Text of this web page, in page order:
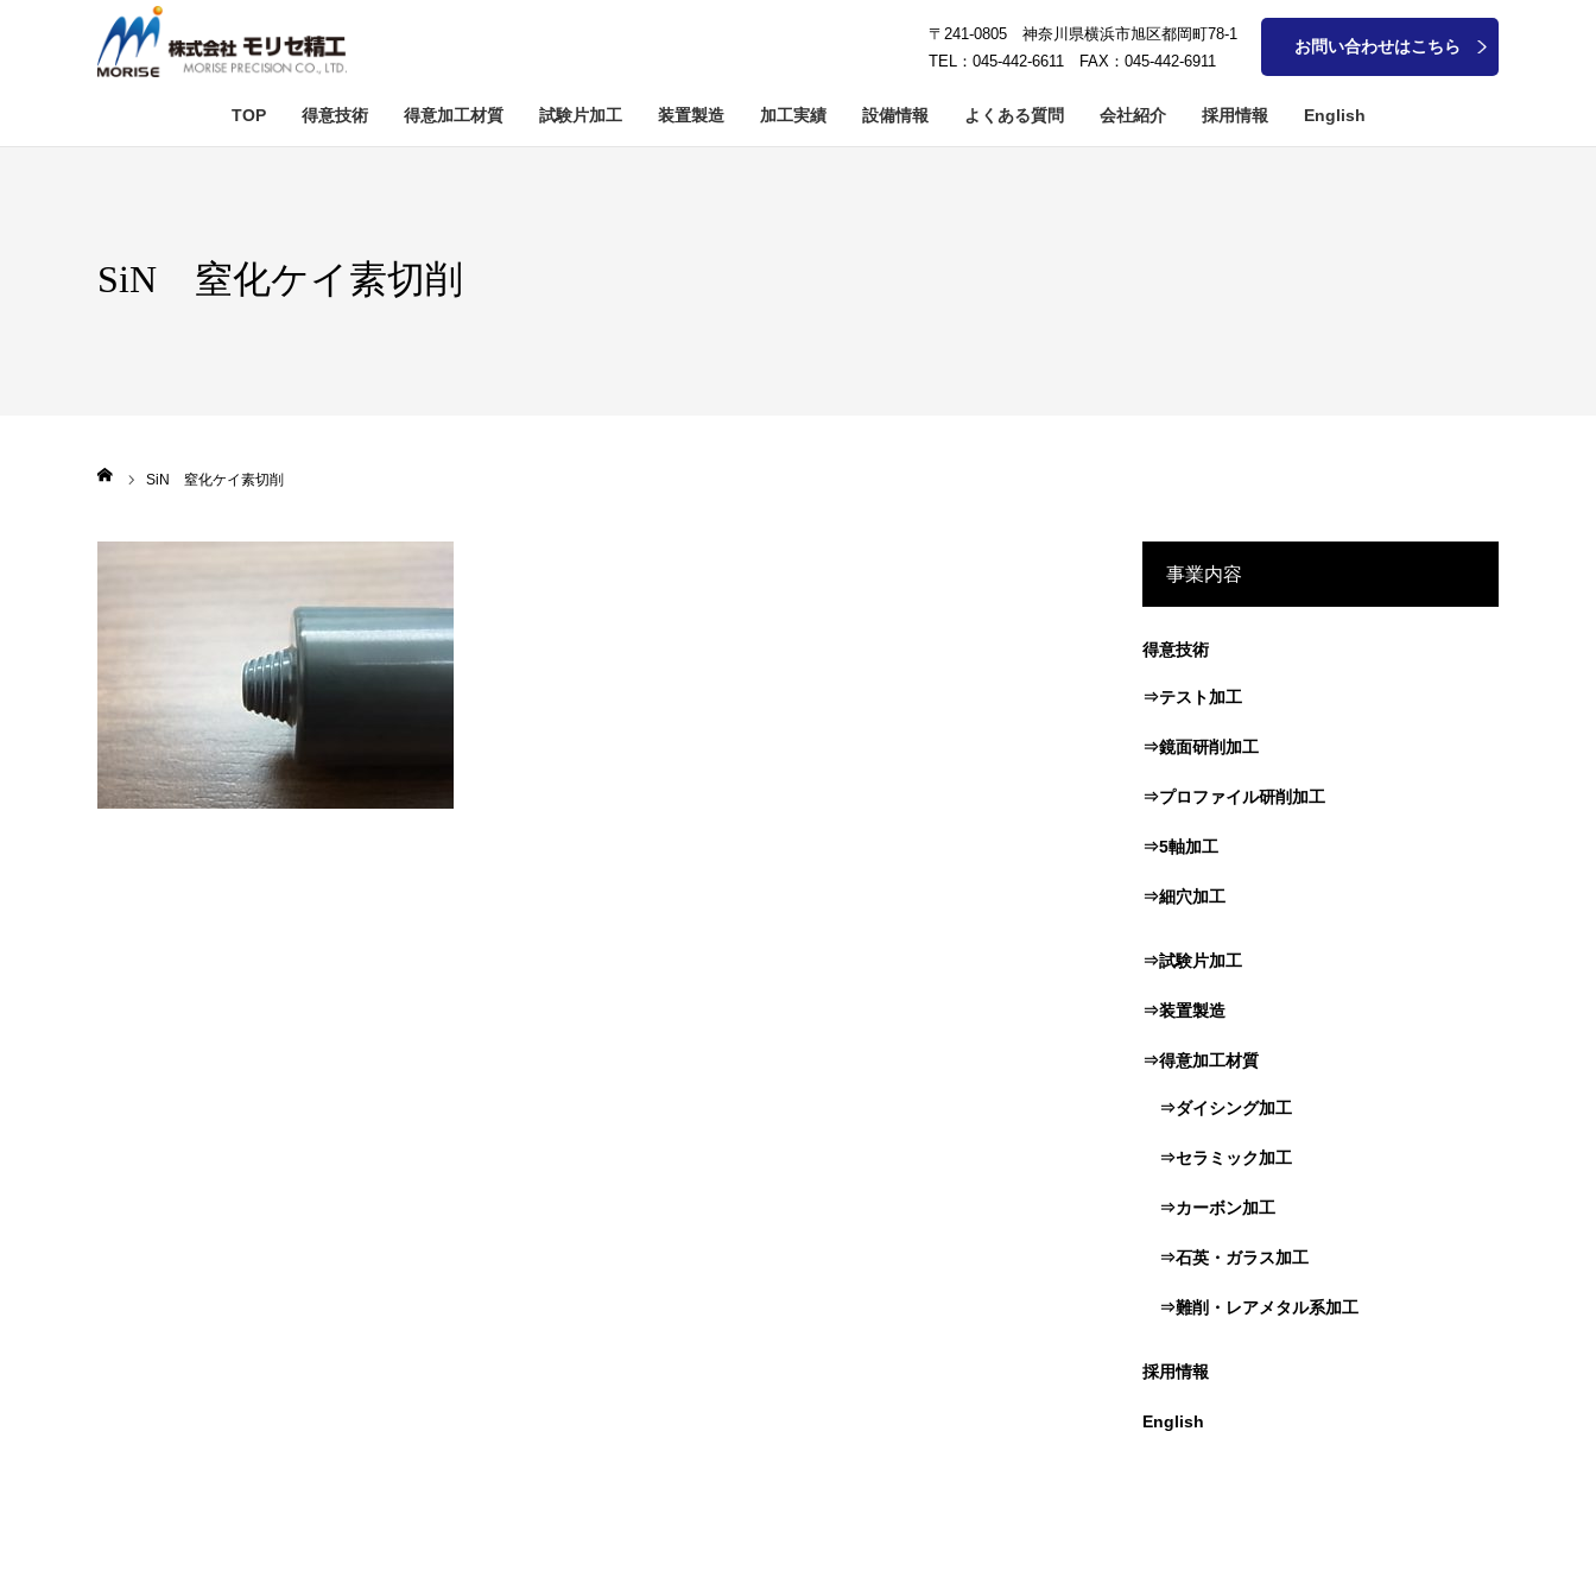
〒241-0805 神奈川県横浜市旭区都岡町78-1
TEL：045-442-6611 FAX：045-442-6911
お問い合わせはこちら
TOP 得意技術 得意加工材質 試験片加工 装置製造 加工実績 設備情報 よくある質問 会社紹介 採用情報 English
SiN 窒化ケイ素切削
SiN 窒化ケイ素切削
事業内容
得意技術
⇒テスト加工
⇒鏡面研削加工
⇒プロファイル研削加工
⇒5軸加工
⇒細穴加工
⇒試験片加工
⇒装置製造
⇒得意加工材質
⇒ダイシング加工
⇒セラミック加工
⇒カーボン加工
⇒石英・ガラス加工
⇒難削・レアメタル系加工
採用情報
English